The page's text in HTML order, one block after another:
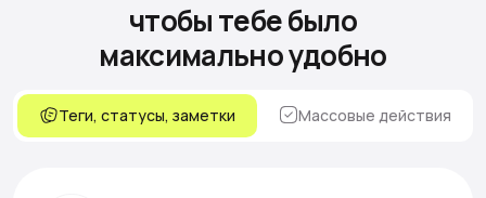
чтобы тебе было
максимально удобно
Теги, статусы, заметки Массовые действия